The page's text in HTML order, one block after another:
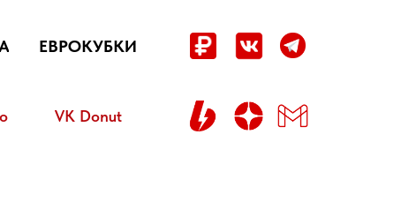
VK Donut
ЕВРОКУБКИ